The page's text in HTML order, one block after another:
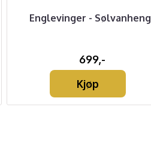
Englevinger - Sølvanheng
699,-
Kjøp